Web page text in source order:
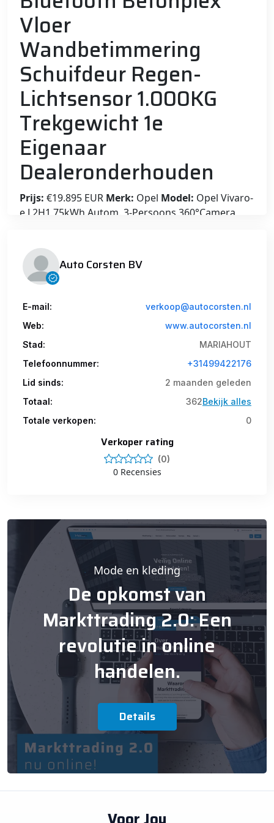
Vloer
Wandbetimmering
Schuifdeur Regen-
Lichtsensor 1.000KG
Trekgewicht 1e
Eigenaar
Dealeronderhouden
Prijs: €19.895 EUR Merk: Opel Model: Opel Vivaro-
e L2H1 75kWh Autom. 3-Persoons 360°Camera
Betonplex Vloer Wandbetimmering Schuifdeur
Regen-Lichtsensor 1.000KG Trekgewicht 1e
Eigenaar Dealeronderhouden
kilometerstand:
Brandstof:Electrisch
Wit Transmissie:
automatic
Registratie tot:
2027-05-14
Auto Corsten BV
E-mail:
verkoop@autocorsten.nl
Web:
www.autocorsten.nl
Stad:
MARIAHOUT
Telefoonnummer:
+31499422176
Lid sinds:
2 maanden geleden
Totaal:
362Bekijk alles
Totale verkopen:
0
Verkoper rating
(0)
0 Recensies
Mode en kleding
De opkomst van
Markttrading 2.0: Een
revolutie in online
handelen.
Details